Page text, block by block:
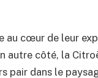
cœur de leur
autre côté, la
pair dans le